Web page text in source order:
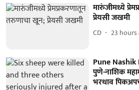
मारुंजीमध्ये
प्रेयसी जखमी
CD 23 hours
Pune
पुणे-नाशिक
भरधाव